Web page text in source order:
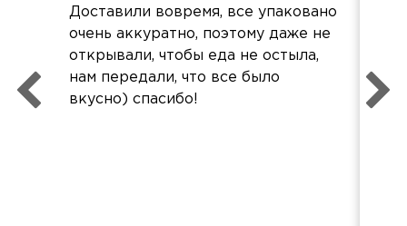
Доставили вовремя, все упаковано
очень аккуратно, поэтому даже не
открывали, чтобы еда не остыла,
нам передали, что все было
вкусно) спасибо!